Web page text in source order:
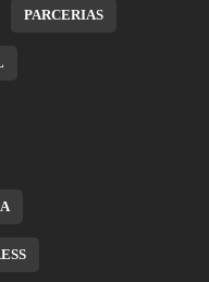
PARCERIAS